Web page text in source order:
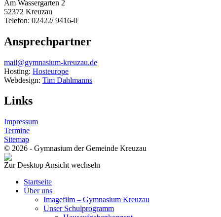
Am Wassergarten 2
52372 Kreuzau
Telefon: 02422/ 9416-0
Ansprechpartner
mail@gymnasium-kreuzau.de
Hosting: Hosteurope
Webdesign: Tim Dahlmanns
Links
Impressum
Termine
Sitemap
© 2026 - Gymnasium der Gemeinde Kreuzau
Zur Desktop Ansicht wechseln
Startseite
Über uns
Imagefilm – Gymnasium Kreuzau
Unser Schulprogramm